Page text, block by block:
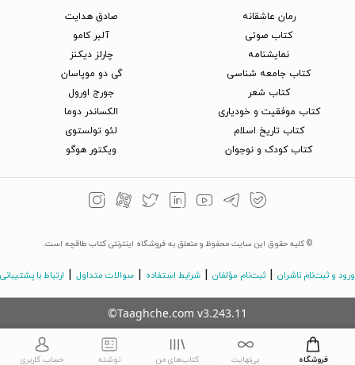
رمان عاشقانه
کتاب‌ صوتی
نمایشنامه
کتاب جامعه شناسی
کتاب شعر
کتاب موفقیت و خودیاری
کتاب تاریخ اسلام
کتاب کودک و نوجوان
صادق هدایت
آلبر کامو
چارلز دیکنز
گی دو موپاسان
جورج اورول
الکساندر دوما
لئو تولستوی
ویکتور هوگو
© کلیه حقوق این سایت محفوظ و متعلق به فروشگاه اینترنتی کتاب طاقچه است.
ورود و ثبت‌نام ناشران ثبت‌نام مؤلفان شرایط استفاده سوالات متداول ارتباط با پشتیبانی
©Taaghche.com v3.243.11
فروشگاه بی‌نهایت کتاب‌های من نوشته حساب کاربری